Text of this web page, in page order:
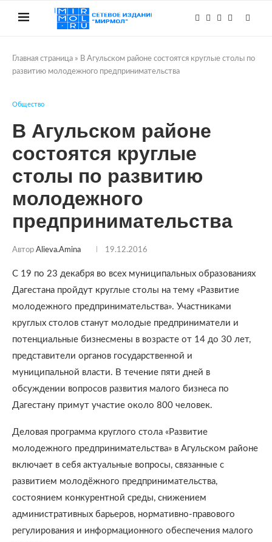
Главная страница » В Агульском районе состоятся круглые столы по
развитию молодежного предпринимательства
Общество
В Агульском районе
состоятся круглые
столы по развитию
молодежного
предпринимательства
Автор Alieva.amina 19.12.2016
С 19 по 23 декабря во всех муниципальных образованиях
Дагестана пройдут круглые столы на тему «Развитие
молодежного предпринимательства». Участниками
круглых столов станут молодые предприниматели и
потенциальные бизнесмены в возрасте от 14 до 30 лет,
представители органов государственной и
муниципальной власти. В течение пяти дней в
обсуждении вопросов развития малого бизнеса по
Дагестану примут участие около 800 человек.
Деловая программа круглого стола «Развитие
молодежного предпринимательства» в Агульском районе
включает в себя актуальные вопросы, связанные с
развитием молодёжного предпринимательства,
состоянием конкурентной среды, снижением
административных барьеров, нормативно-правового
регулирования и информационного обеспечения малого